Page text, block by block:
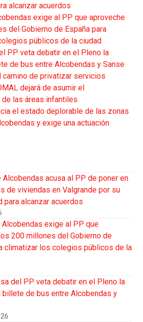
alcanzar acuerdos
exige al PP que aproveche
del Gobierno de España para
públicos de la ciudad
PP veta debatir en el Pleno la
de bus entre Alcobendas y Sanse
camino de privatizar servicios
dejará de asumir el
las áreas infantiles
el estado deplorable de las zonas
y exige una actuación
Alcobendas acusa al PP de poner en
de viviendas en Valgrande por su
para alcanzar acuerdos
Alcobendas exige al PP que
200 millones del Gobierno de
climatizar los colegios públicos de la
del PP veta debatir en el Pleno la
billete de bus entre Alcobendas y